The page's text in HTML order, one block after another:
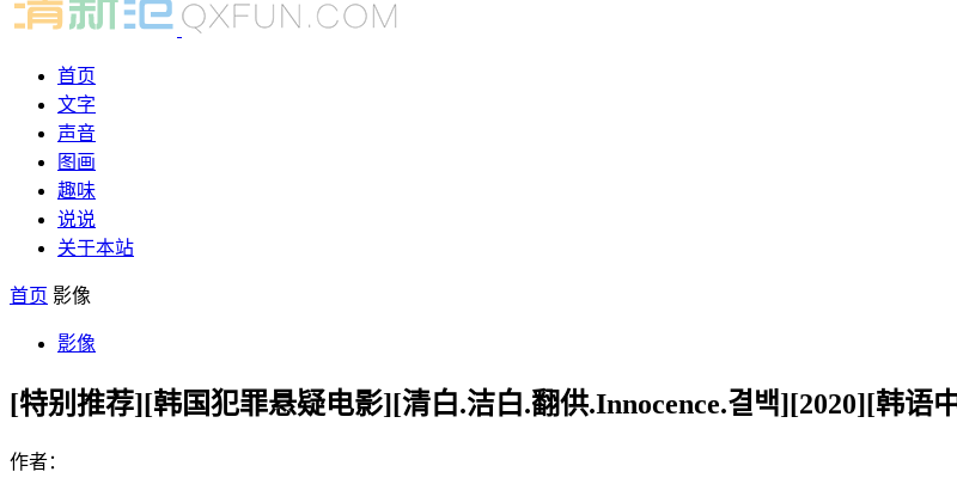
首页
文字
声音
图画
趣味
说说
关于本站
首页 影像
影像
[特别推荐][韩国犯罪悬疑电影][清白.洁白.翻供.Innocence.결백][2020][韩语
作者：